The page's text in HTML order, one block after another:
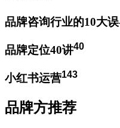
品牌咨询行业的10大
品牌定位40讲40
小红书运营143
品牌方推荐